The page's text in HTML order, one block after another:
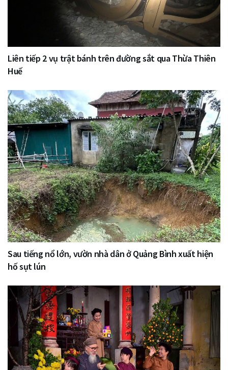
Liên tiếp 2 vụ trật bánh trên đường sắt qua Thừa Thiên
Huế
Sau tiếng nổ lớn, vườn nhà dân ở Quảng Bình xuất hiện
hố sụt lún